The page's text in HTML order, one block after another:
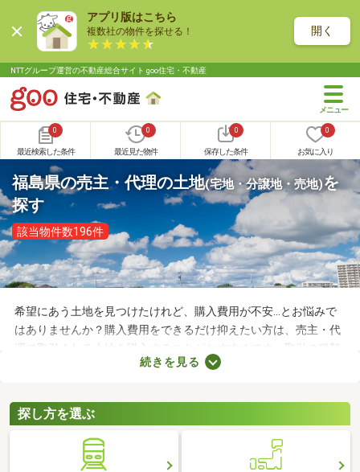
アプリ版はこちら
複数社の物件を探せる！ 開く
NTTグループ運営の不動産総合サイト goo住宅・不動産
0
最近検索した条件
0
最近見た物件
0
保存した条件
0
お気に入り
福島県の売主・代理の土地(宅地・分譲地・売地)を
探す
該当物件数196件
希望にあう土地を見つけたけれど、購入費用が不安…とお悩みで
はありませんか？購入費用をできるだけ抑えたい方は、売主・代
理で取引される土地を購入することがおすすめです。取引の種類
が売主、または代理の場合、仲介手数料がかからない大きなメリ
される土地から理想の場所を探しましょう。
続きを見る
探し方を選ぶ